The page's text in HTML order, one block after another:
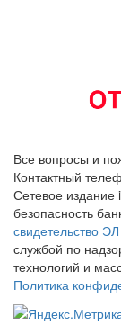
Все вопросы и
Контактный
Сетевое
безопасность
свидетельство
службой по
технологий и
Политика